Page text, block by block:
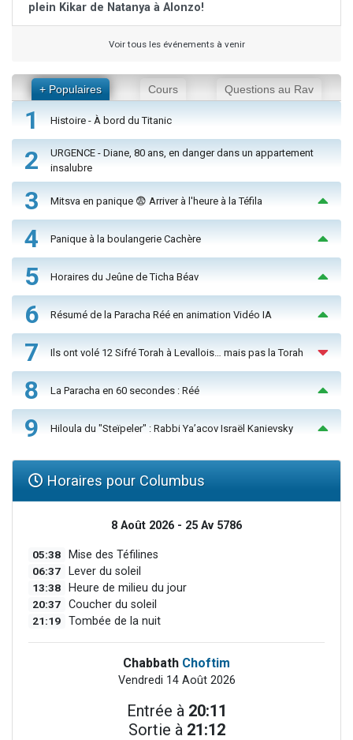
plein Kikar de Natanya à Alonzo!
Voir tous les événements à venir
+ Populaires Cours Questions au Rav
1 Histoire - À bord du Titanic
2
URGENCE - Diane, 80 ans, en danger dans un appartement
insalubre
3 Mitsva en panique 😨 Arriver à l'heure à la Téfila
4 Panique à la boulangerie Cachère
5 Horaires du Jeûne de Ticha Béav
6 Résumé de la Paracha Réé en animation Vidéo IA
7 Ils ont volé 12 Sifré Torah à Levallois… mais pas la Torah
8 La Paracha en 60 secondes : Réé
9 Hiloula du "Steïpeler" : Rabbi Ya’acov Israël Kanievsky
Horaires pour Columbus
8 Août 2026 - 25 Av 5786
05:38 Mise des Téfilines
06:37 Lever du soleil
13:38 Heure de milieu du jour
20:37 Coucher du soleil
21:19 Tombée de la nuit
Chabbath Choftim
Vendredi 14 Août 2026
Entrée à 20:11
Sortie à 21:12